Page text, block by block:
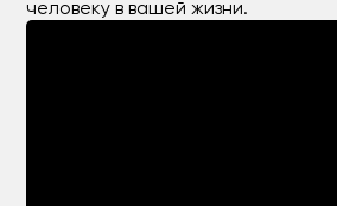
человеку в вашей жизни.